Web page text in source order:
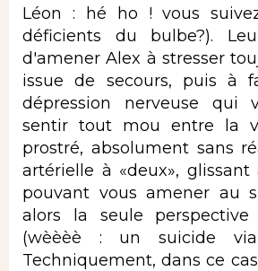
Léon : hé ho ! vous
déficients du bulbe?).
d'amener Alex à stresser
issue de secours, puis à
dépression nerveuse qui
sentir tout mou entre la
prostré, absolument sans
artérielle à «deux»,
pouvant vous amener au
alors la seule
(wèèèè : un suicide
Techniquement, dans ce